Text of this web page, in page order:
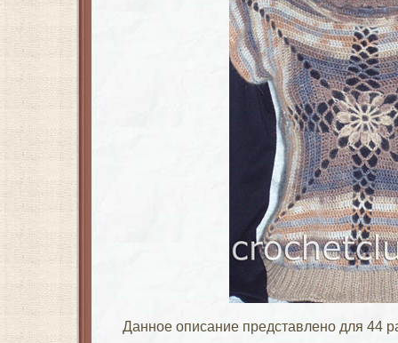
Данное описание представлено для 44